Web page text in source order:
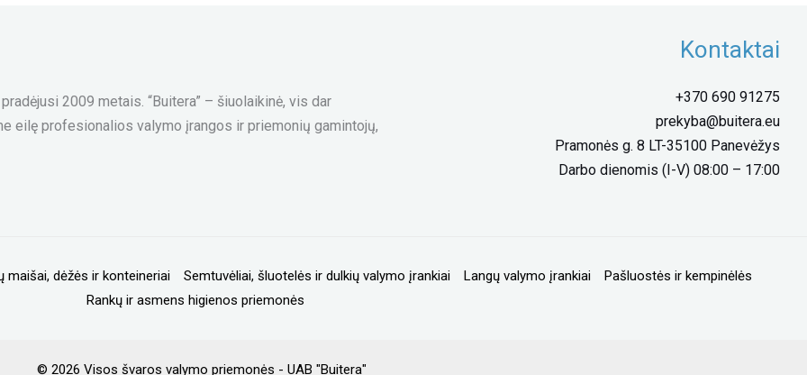
2009 metais. “Buitera” – šiuolaikinė, vis dar
eilę profesionalios valymo įrangos ir priemonių gamintojų,
Kontaktai
+370 690 91275
prekyba@buitera.eu
Pramonės g. 8 LT-35100 Panevėžys
Darbo dienomis (I-V) 08:00 – 17:00
maišai, dėžės ir konteineriai Semtuvėliai, šluotelės ir dulkių valymo įrankiai Langų valymo įrankiai
Pašluostės ir kempinėlės
Rankų ir asmens higienos priemonės
© 2026 Visos švaros valymo priemonės - UAB "Buitera"